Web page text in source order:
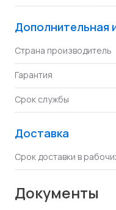
Дополнительная
Страна производитель
Гарантия
Срок службы
Доставка
Срок доставки в
Документы